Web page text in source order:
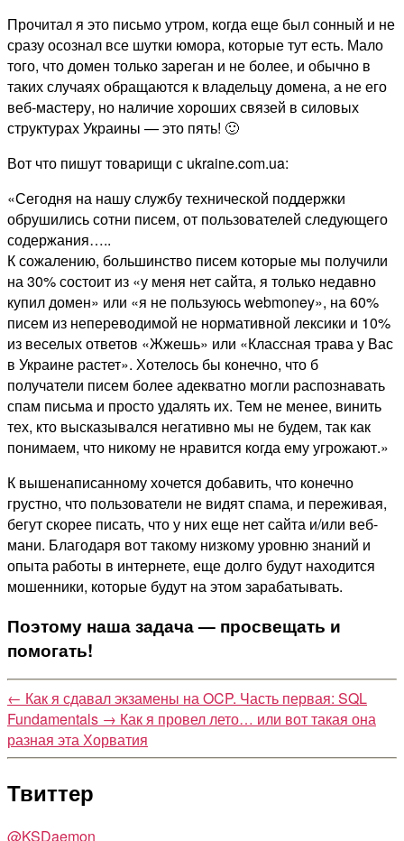
Прочитал я это письмо утром, когда еще был сонный и не
сразу осознал все шутки юмора, которые тут есть. Мало
того, что домен только зареган и не более, и обычно в
таких случаях обращаются к владельцу домена, а не его
веб-мастеру, но наличие хороших связей в силовых
структурах Украины — это пять! 🙂
Вот что пишут товарищи с ukraine.com.ua:
«Сегодня на нашу службу технической поддержки
обрушились сотни писем, от пользователей следующего
содержания…..
К сожалению, большинство писем которые мы получили
на 30% состоит из «у меня нет сайта, я только недавно
купил домен» или «я не пользуюсь webmoney», на 60%
писем из непереводимой не нормативной лексики и 10%
из веселых ответов «Жжешь» или «Классная трава у Вас
в Украине растет». Хотелось бы конечно, что б
получатели писем более адекватно могли распознавать
спам письма и просто удалять их. Тем не менее, винить
тех, кто высказывался негативно мы не будем, так как
понимаем, что никому не нравится когда ему угрожают.»
К вышенаписанному хочется добавить, что конечно
грустно, что пользователи не видят спама, и переживая,
бегут скорее писать, что у них еще нет сайта и/или веб-
мани. Благодаря вот такому низкому уровню знаний и
опыта работы в интернете, еще долго будут находится
мошенники, которые будут на этом зарабатывать.
Поэтому наша задача — просвещать и
помогать!
← Как я сдавал экзамены на OCP. Часть первая: SQL
Fundamentals → Как я провел лето… или вот такая она
разная эта Хорватия
Твиттер
@KSDaemon